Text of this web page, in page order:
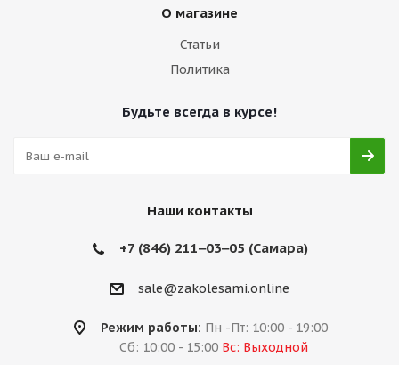
О магазине
Статьи
Политика
Будьте всегда в курсе!
Наши контакты
+7 (846) 211‒03‒05 (Самара)
sale@zakolesami.online
Режим работы: Пн -Пт: 10:00 - 19:00
Сб: 10:00 - 15:00 Вс: Выходной